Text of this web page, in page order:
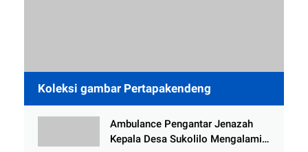
Koleksi gambar Pertapakendeng
Ambulance Pengantar Jenazah
Kepala Desa Sukolilo Mengalami